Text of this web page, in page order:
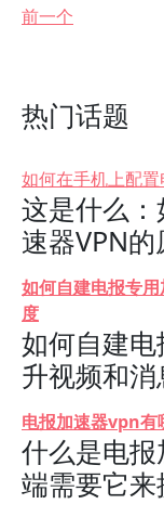
前一个
热门话题
如何在手机上配
这是什么
速器VPN的
如何自建电报专
度
如何自建
升视频和消
电报加速器vpn有
什么是电
端需要它来